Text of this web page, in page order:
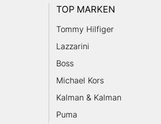
TOP MARKEN
Tommy Hilfiger
Lazzarini
Boss
Michael Kors
Kalman & Kalman
Puma